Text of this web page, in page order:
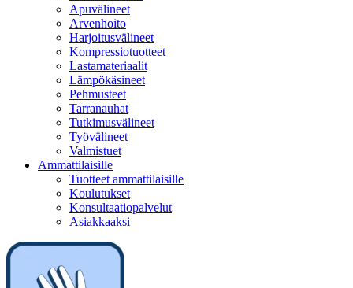
Apuvälineet
Arvenhoito
Harjoitusvälineet
Kompressiotuotteet
Lastamateriaalit
Lämpökäsineet
Pehmusteet
Tarranauhat
Tutkimusvälineet
Työvälineet
Valmistuet
Ammattilaisille
Tuotteet ammattilaisille
Koulutukset
Konsultaatiopalvelut
Asiakkaaksi